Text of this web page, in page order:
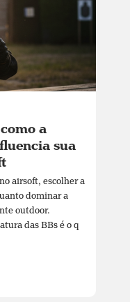
a
sua
airsoft, escolher a
dominar a
outdoor.
das BBs é o q